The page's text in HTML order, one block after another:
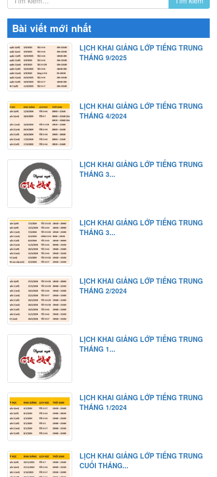
Bài viết mới nhất
LỊCH KHAI GIẢNG LỚP TIẾNG TRUNG
THÁNG 9/2025
LỊCH KHAI GIẢNG LỚP TIẾNG TRUNG
THÁNG 4/2024
LỊCH KHAI GIẢNG LỚP TIẾNG TRUNG
THÁNG 3...
LỊCH KHAI GIẢNG LỚP TIẾNG TRUNG
THÁNG 3...
LỊCH KHAI GIẢNG LỚP TIẾNG TRUNG
THÁNG 2/2024
LỊCH KHAI GIẢNG LỚP TIẾNG TRUNG
THÁNG 1...
LỊCH KHAI GIẢNG LỚP TIẾNG TRUNG
THÁNG 1/2024
LỊCH KHAI GIẢNG LỚP TIẾNG TRUNG
CUỐI THÁNG...